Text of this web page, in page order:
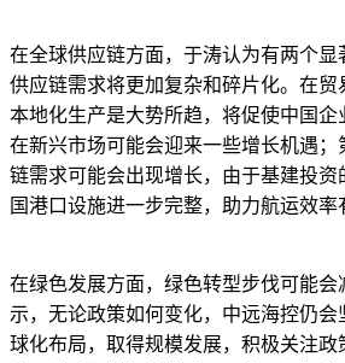
在全球供应链方面，于涛认为有两个
供应链需求将更加复杂和碎片化。在贸
本地化生产是大势所趋，将促使中国企
在新兴市场可能会迎来一些增长机遇；
链需求可能会出现增长，由于基建投
国港口设施进一步完整，助力航运效率
在绿色发展方面，绿色转型步伐可能会
示，无论政策如何变化，中远海控仍
球化布局，取得规模发展，积极关注政